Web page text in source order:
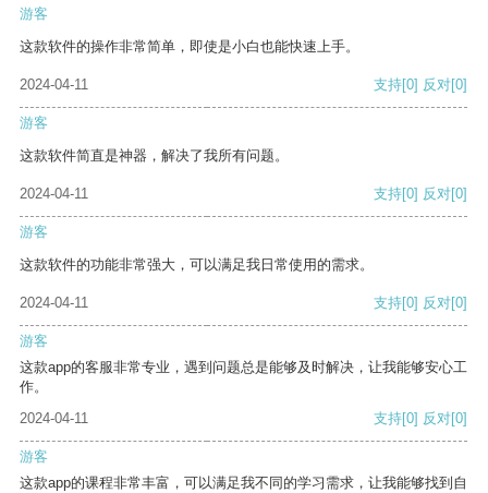
游客
这款软件的操作非常简单，即使是小白也能快速上手。
2024-04-11 支持[0] 反对[0]
游客
这款软件简直是神器，解决了我所有问题。
2024-04-11 支持[0] 反对[0]
游客
这款软件的功能非常强大，可以满足我日常使用的需求。
2024-04-11 支持[0] 反对[0]
游客
这款app的客服非常专业，遇到问题总是能够及时解决，让我能够安心工
作。
2024-04-11
支持[0] 反对[0]
游客
这款app的课程非常丰富，可以满足我不同的学习需求，让我能够找到自